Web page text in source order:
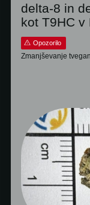
delta-8 in
kot T9HC v
Opozorilo
Zmanjševanje